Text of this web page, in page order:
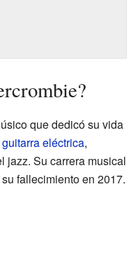
que dedicó su vida
guitarra eléctrica,
jazz. Su carrera musical
fallecimiento en 2017.